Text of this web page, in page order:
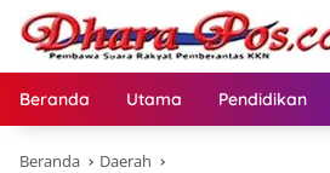
Langsung
konten
Beranda Utama Pendidikan
Beranda Daerah